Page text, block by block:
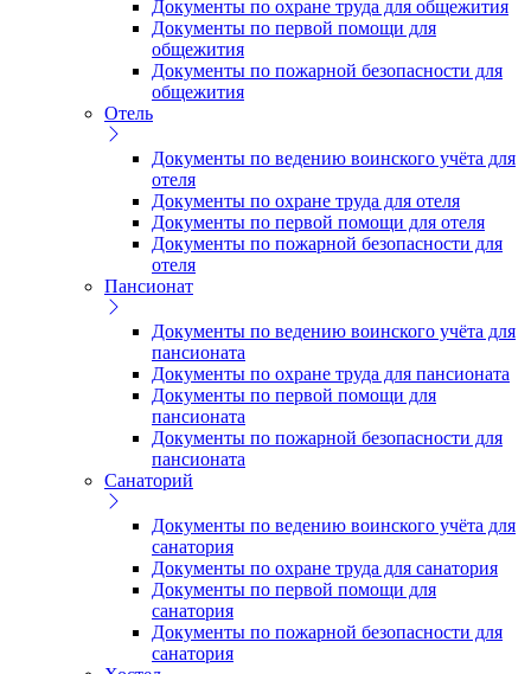
Документы по охране труда для общежития
Документы по первой помощи для
общежития
Документы по пожарной безопасности для
общежития
Отель
Документы по ведению воинского учёта для
отеля
Документы по охране труда для отеля
Документы по первой помощи для отеля
Документы по пожарной безопасности для
отеля
Пансионат
Документы по ведению воинского учёта для
пансионата
Документы по охране труда для пансионата
Документы по первой помощи для
пансионата
Документы по пожарной безопасности для
пансионата
Санаторий
Документы по ведению воинского учёта для
санатория
Документы по охране труда для санатория
Документы по первой помощи для
санатория
Документы по пожарной безопасности для
санатория